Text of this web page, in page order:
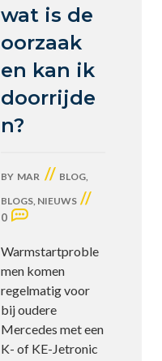
wat is de
oorzaak
en kan ik
doorrijde
n?
BY MAR // BLOG,
BLOGS, NIEUWS //
0
Warmstartproble
men komen
regelmatig voor
bij oudere
Mercedes met een
K- of KE-Jetronic